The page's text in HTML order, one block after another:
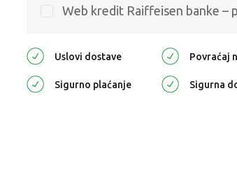
Web kredit Raiffeisen banke –
Uslovi dostave Povraćaj
Sigurno plaćanje Sigurna